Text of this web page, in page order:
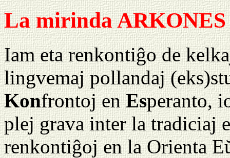
La mirinda ARKONES
Iam eta renkontiĝo de
lingvemaj pollandaj
Konfrontoj enEsperanto,
plej grava inter la tradiciaj
renkontiĝoj en la Orienta